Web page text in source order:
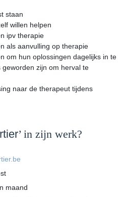
staan
willen helpen
ipv therapie
als aanvulling op therapie
om hun oplossingen dagelijks in te
geworden zijn om herval te
naar de therapeut tijdens
’ in zijn werk?
maand